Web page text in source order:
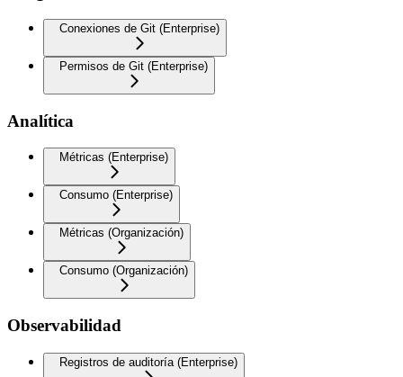
Conexiones de Git (Enterprise)
Permisos de Git (Enterprise)
Analítica
Métricas (Enterprise)
Consumo (Enterprise)
Métricas (Organización)
Consumo (Organización)
Observabilidad
Registros de auditoría (Enterprise)